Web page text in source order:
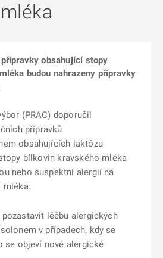
obsahující stopy
budou nahrazeny přípravky
(PRAC) doporučil
přípravků
obsahujících laktózu
bílkovin kravského mléka
nebo suspektní alergií na
mléka.
léčbu alergických
v případech, kdy se
se objeví nové alergické